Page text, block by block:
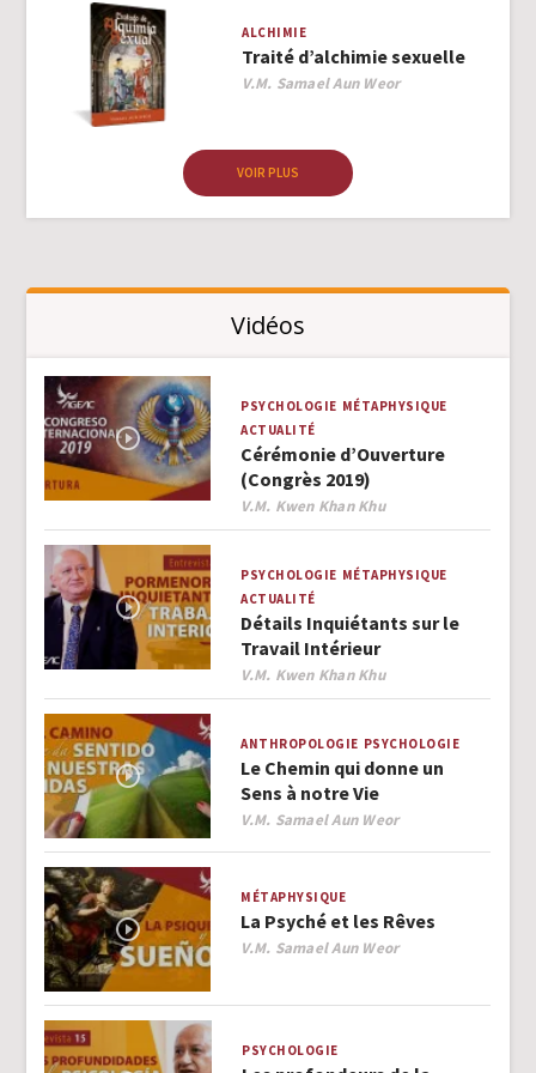
ALCHIMIE
Traité d’alchimie sexuelle
Author
V.M. Samael Aun Weor
VOIR PLUS
Vidéos
PSYCHOLOGIE MÉTAPHYSIQUE
ACTUALITÉ
Cérémonie d’Ouverture
(Congrès 2019)
Author
V.M. Kwen Khan Khu
PSYCHOLOGIE MÉTAPHYSIQUE
ACTUALITÉ
Détails Inquiétants sur le
Travail Intérieur
Author
V.M. Kwen Khan Khu
ANTHROPOLOGIE PSYCHOLOGIE
Le Chemin qui donne un
Sens à notre Vie
Author
V.M. Samael Aun Weor
MÉTAPHYSIQUE
La Psyché et les Rêves
Author
V.M. Samael Aun Weor
PSYCHOLOGIE